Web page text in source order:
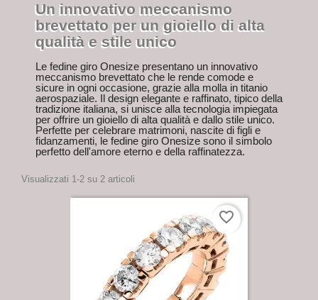
Un innovativo meccanismo
brevettato per un gioiello di alta
qualità e stile unico
Le fedine giro Onesize presentano un innovativo
meccanismo brevettato che le rende comode e
sicure in ogni occasione, grazie alla molla in titanio
aerospaziale. Il design elegante e raffinato, tipico della
tradizione italiana, si unisce alla tecnologia impiegata
per offrire un gioiello di alta qualità e dallo stile unico.
Perfette per celebrare matrimoni, nascite di figli e
fidanzamenti, le fedine giro Onesize sono il simbolo
perfetto dell'amore eterno e della raffinatezza.
Visualizzati 1-2 su 2 articoli
favorite_border